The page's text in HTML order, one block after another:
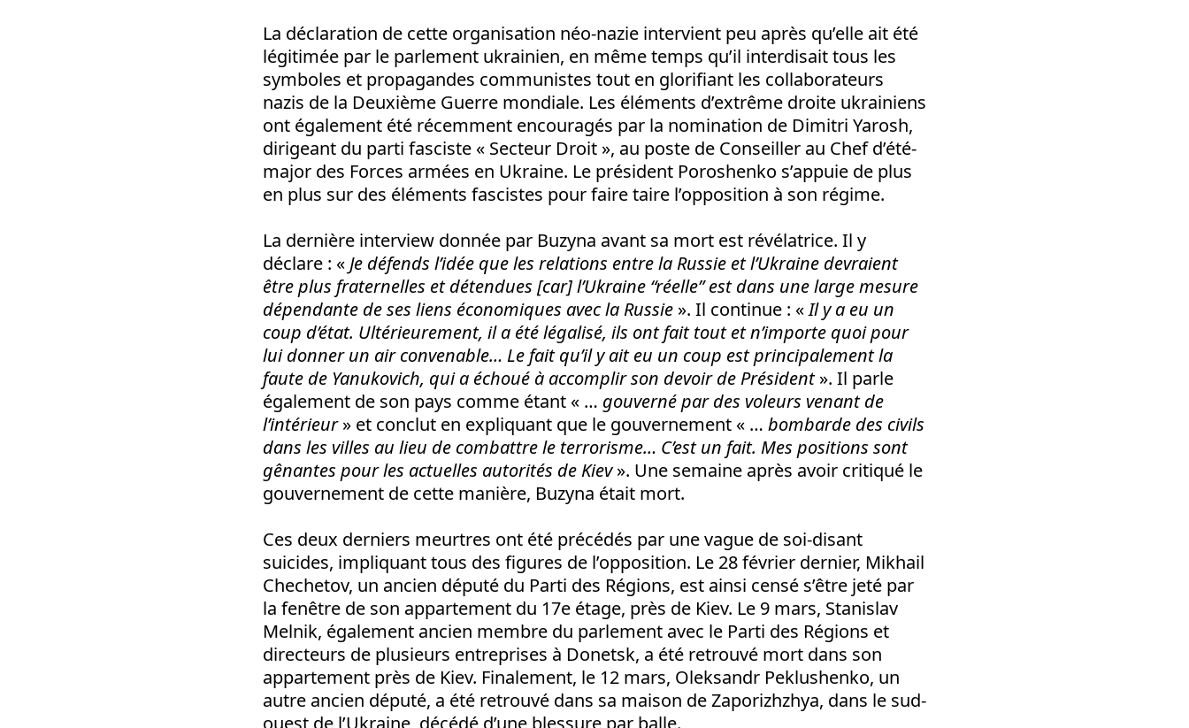
La déclaration de cette organisation néo-nazie intervient peu après qu’elle ait été
légitimée par le parlement ukrainien, en même temps qu’il interdisait tous les
symboles et propagandes communistes tout en glorifiant les collaborateurs
nazis de la Deuxième Guerre mondiale. Les éléments d’extrême droite ukrainiens
ont également été récemment encouragés par la nomination de Dimitri Yarosh,
dirigeant du parti fasciste « Secteur Droit », au poste de Conseiller au Chef d’été-
major des Forces armées en Ukraine. Le président Poroshenko s’appuie de plus
en plus sur des éléments fascistes pour faire taire l’opposition à son régime.
La dernière interview donnée par Buzyna avant sa mort est révélatrice. Il y
déclare : « Je défends l’idée que les relations entre la Russie et l’Ukraine devraient
être plus fraternelles et détendues [car] l’Ukraine “réelle” est dans une large mesure
dépendante de ses liens économiques avec la Russie ». Il continue : «Il y a eu un
coup d’état. Ultérieurement, il a été légalisé, ils ont fait tout et n’importe quoi pour
lui donner un air convenable… Le fait qu’il y ait eu un coup est principalement la
faute de Yanukovich, qui a échoué à accomplir son devoir de Président». Il parle
également de son pays comme étant « … gouverné par des voleurs venant de
l’intérieur» et conclut en expliquant que le gouvernement « … bombarde des civils
dans les villes au lieu de combattre le terrorisme… C’est un fait. Mes positions sont
gênantes pour les actuelles autorités de Kiev». Une semaine après avoir critiqué le
gouvernement de cette manière, Buzyna était mort.
Ces deux derniers meurtres ont été précédés par une vague de soi-disant
suicides, impliquant tous des figures de l’opposition. Le 28 février dernier, Mikhail
Chechetov, un ancien député du Parti des Régions, est ainsi censé s’être jeté par
la fenêtre de son appartement du 17e étage, près de Kiev. Le 9 mars, Stanislav
Melnik, également ancien membre du parlement avec le Parti des Régions et
directeurs de plusieurs entreprises à Donetsk, a été retrouvé mort dans son
appartement près de Kiev. Finalement, le 12 mars, Oleksandr Peklushenko, un
autre ancien député, a été retrouvé dans sa maison de Zaporizhzhya, dans le sud-
ouest de l’Ukraine, décédé d’une blessure par balle.